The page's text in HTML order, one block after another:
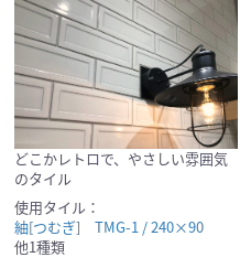
どこかレトロで、やさしい雰囲気
のタイル
使用タイル：
紬[つむぎ] TMG-1 / 240×90
他1種類